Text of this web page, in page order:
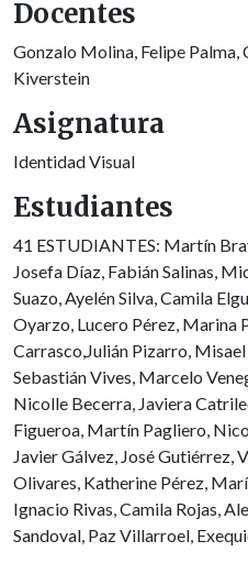
Docentes
Gonzalo Molina, Felipe
Kiverstein
Asignatura
Identidad Visual
Estudiantes
41 ESTUDIANTES: Martín
Josefa Díaz, Fabián Salinas,
Suazo, Ayelén Silva, Camila
Oyarzo, Lucero Pérez, Marina
Carrasco,Julián Pizarro, Misael
Sebastián Vives, Marcelo
Nicolle Becerra, Javiera
Figueroa, Martín Pagliero,
Javier Gálvez, José Gutiérrez,
Olivares, Katherine Pérez,
Ignacio Rivas, Camila Rojas,
Sandoval, Paz Villarroel,